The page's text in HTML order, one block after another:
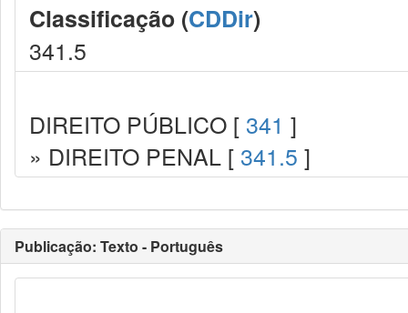
Classificação (CDDir)
341.5
DIREITO PÚBLICO [ 341 ]
» DIREITO PENAL [ 341.5 ]
Publicação: Texto - Português